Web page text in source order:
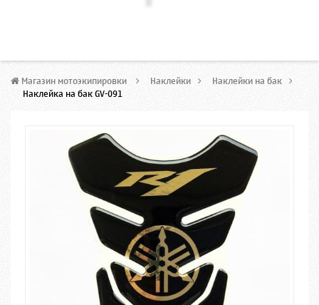
Магазин мотоэкипировки > Наклейки > Наклейки на бак
Наклейка на бак GV-091